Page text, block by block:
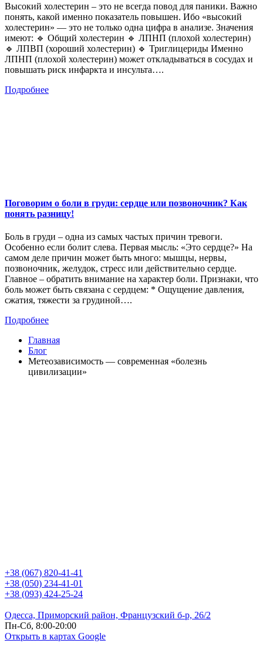
Высокий холестерин – это не всегда повод для паники. Важно
понять, какой именно показатель повышен. Ибо «высокий
холестерин» — это не только одна цифра в анализе. Значения
имеют: 🔹 Общий холестерин 🔹 ЛПНП (плохой холестерин)
🔹 ЛПВП (хороший холестерин) 🔹 Триглицериды Именно
ЛПНП (плохой холестерин) может откладываться в сосудах и
повышать риск инфаркта и инсульта….
Подробнее
Поговорим о боли в груди: сердце или позвоночник? Как
понять разницу!
Боль в груди – одна из самых частых причин тревоги.
Особенно если болит слева. Первая мысль: «Это сердце?» На
самом деле причин может быть много: мышцы, нервы,
позвоночник, желудок, стресс или действительно сердце.
Главное – обратить внимание на характер боли. Признаки, что
боль может быть связана с сердцем: * Ощущение давления,
сжатия, тяжести за грудиной….
Подробнее
Главная
Блог
Метеозависимость — современная «болезнь
цивилизации»
+38 (067) 820-41-41
+38 (050) 234-41-01
+38 (093) 424-25-24
Одесса, Приморский район, Французский б-р, 26/2
Пн-Сб, 8:00-20:00
Открыть в картах Google